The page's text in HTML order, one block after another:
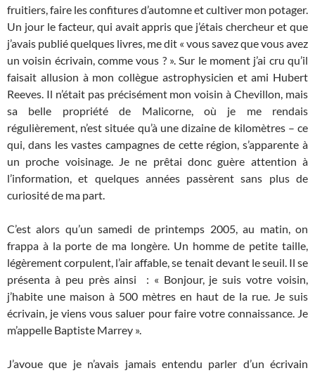
fruitiers, faire les confitures d’automne et cultiver mon potager.
Un jour le facteur, qui avait appris que j’étais chercheur et que
j’avais publié quelques livres, me dit « vous savez que vous avez
un voisin écrivain, comme vous ? ». Sur le moment j’ai cru qu’il
faisait allusion à mon collègue astrophysicien et ami Hubert
Reeves. Il n’était pas précisément mon voisin à Chevillon, mais
sa belle propriété de Malicorne, où je me rendais
régulièrement, n’est située qu’à une dizaine de kilomètres – ce
qui, dans les vastes campagnes de cette région, s’apparente à
un proche voisinage. Je ne prêtai donc guère attention à
l’information, et quelques années passèrent sans plus de
curiosité de ma part.
C’est alors qu’un samedi de printemps 2005, au matin, on
frappa à la porte de ma longère. Un homme de petite taille,
légèrement corpulent, l’air affable, se tenait devant le seuil. Il se
présenta à peu près ainsi : « Bonjour, je suis votre voisin,
j’habite une maison à 500 mètres en haut de la rue. Je suis
écrivain, je viens vous saluer pour faire votre connaissance. Je
m’appelle Baptiste Marrey ».
J’avoue que je n’avais jamais entendu parler d’un écrivain